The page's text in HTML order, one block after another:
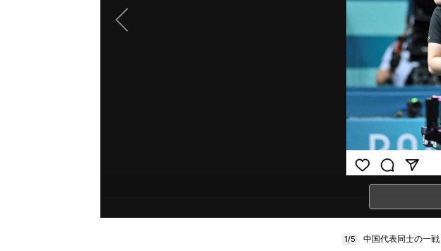
1/5 中国代表同士の一